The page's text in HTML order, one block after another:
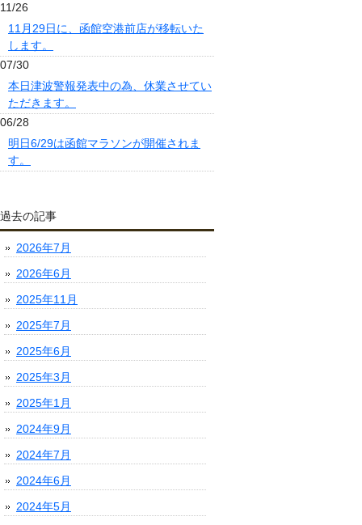
11/26
11月29日に、函館空港前店が移転いた
します。
07/30
本日津波警報発表中の為、休業させてい
ただきます。
06/28
明日6/29は函館マラソンが開催されま
す。
過去の記事
2026年7月
2026年6月
2025年11月
2025年7月
2025年6月
2025年3月
2025年1月
2024年9月
2024年7月
2024年6月
2024年5月